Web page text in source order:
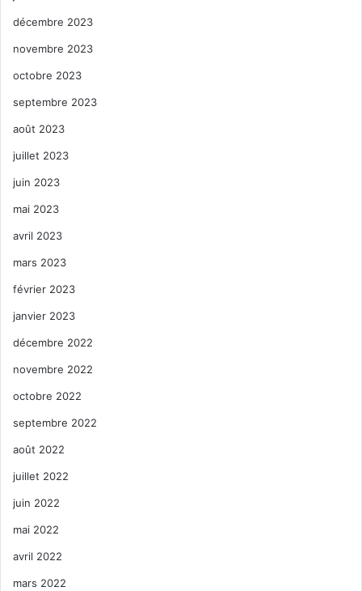
décembre 2023
novembre 2023
octobre 2023
septembre 2023
août 2023
juillet 2023
juin 2023
mai 2023
avril 2023
mars 2023
février 2023
janvier 2023
décembre 2022
novembre 2022
octobre 2022
septembre 2022
août 2022
juillet 2022
juin 2022
mai 2022
avril 2022
mars 2022